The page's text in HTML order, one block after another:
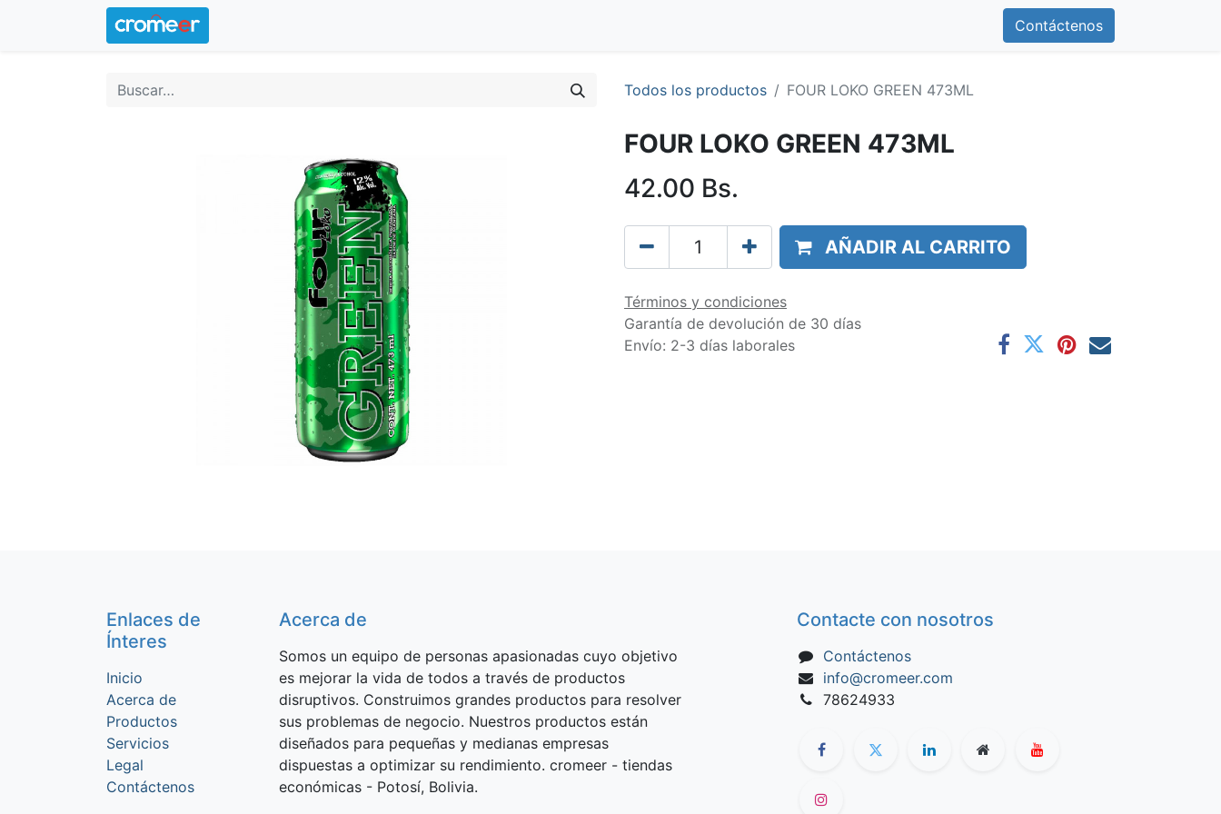
Contáctenos
Todos los productos FOUR LOKO GREEN 473ML
FOUR LOKO GREEN 473ML
42.00 Bs.
AÑADIR AL CARRITO
Términos y condiciones
Garantía de devolución de 30 días
Envío: 2-3 días laborales
Enlaces de
Ínteres
Inicio
Acerca de
Productos
Servicios
Legal
Contáctenos
Acerca de
Somos un equipo de personas apasionadas cuyo objetivo
es mejorar la vida de todos a través de productos
disruptivos. Construimos grandes productos para resolver
sus problemas de negocio. Nuestros productos están
diseñados para pequeñas y medianas empresas
dispuestas a optimizar su rendimiento. cromeer - tiendas
económicas - Potosí, Bolivia.
Contacte con nosotros
Contáctenos
info@cromeer.com
78624933​